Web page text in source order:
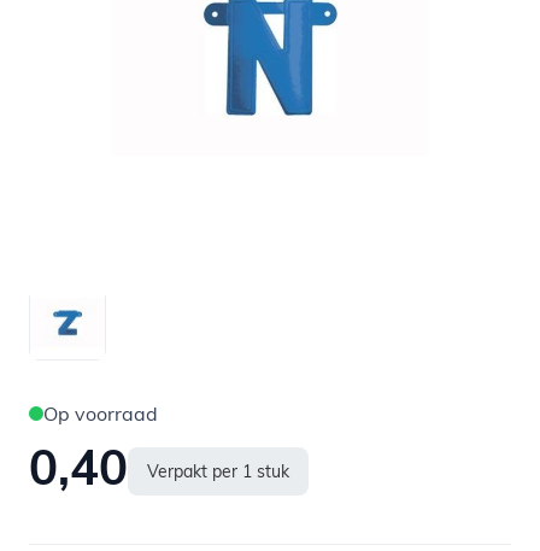
Op voorraad
0,40 Verpakt per 1 stuk